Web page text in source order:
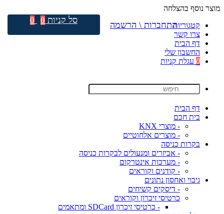
מוצר נוסף בהצלחה
קטגוריות
צרו קשר
דף הבית
החשבון שלי
0 עגלת קניות
דף הבית
בית חכם
- מוצרי KNX
- מוצרים אלחוטיים
בקרות כניסה
- אביזרים ומנעולים לבקרות כניסה
- מערכות אינטרקום
- קודנים וקוראים
גיבוי ואחסון נתונים
- דיסקים קשיחים
כרטיסי זיכרון וקוראים
- כרטיסי זיכרון SDCard ומתאמים
התחברות \ הרשמה סל קניות 0
0